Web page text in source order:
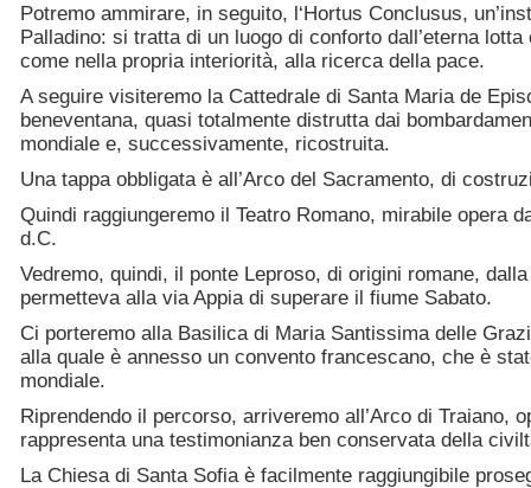
Potremo ammirare, in seguito, l‘Hortus Conclusus,
Palladino: si tratta di un luogo di conforto dall’eterna
come nella propria interiorità, alla ricerca della pace.
A seguire visiteremo la Cattedrale di Santa Maria de
beneventana, quasi totalmente distrutta dai
mondiale e, successivamente, ricostruita.
Una tappa obbligata è all’Arco del Sacramento, di
Quindi raggiungeremo il Teatro Romano, mirabile opera
d.C.
Vedremo, quindi, il ponte Leproso, di origini romane,
permetteva alla via Appia di superare il fiume Sabato.
Ci porteremo alla Basilica di Maria Santissima delle
alla quale è annesso un convento francescano, che è
mondiale.
Riprendendo il percorso, arriveremo all’Arco di Traiano,
rappresenta una testimonianza ben conservata della
La Chiesa di Santa Sofia è facilmente raggiungibile